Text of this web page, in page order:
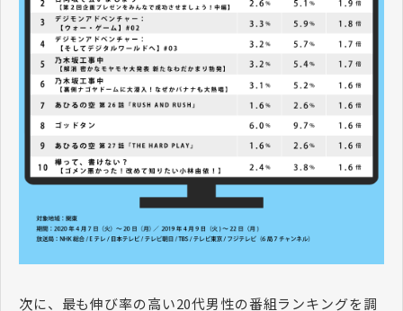
次に、最も伸び率の高い20代男性の番組ランキングを調